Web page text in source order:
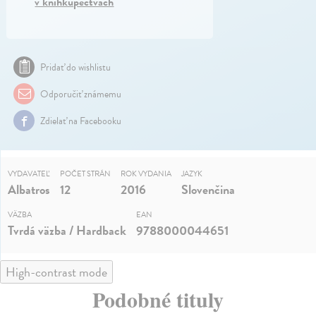
Pridať do wishlistu
Odporučiť známemu
Zdielať na Facebooku
VYDAVATEĽ
Albatros
POČET STRÁN
12
ROK VYDANIA
2016
JAZYK
Slovenčina
VÄZBA
Tvrdá väzba / Hardback
EAN
9788000044651
High-contrast mode
Podobné tituly